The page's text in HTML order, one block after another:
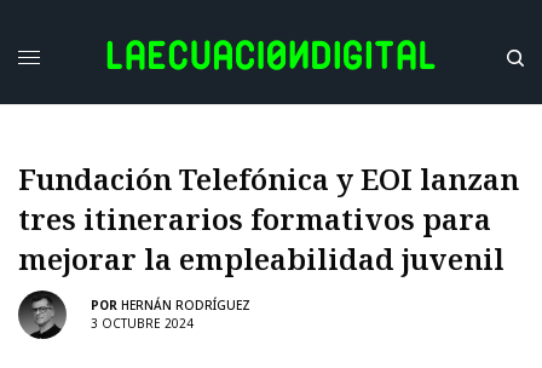
Fundación Telefónica y EOI lanzan
tres itinerarios formativos para
mejorar la empleabilidad juvenil
POR HERNÁN RODRÍGUEZ
3 OCTUBRE 2024